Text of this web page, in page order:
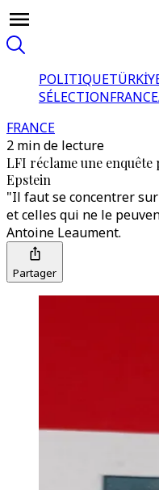
POLITIQUE
SÉLECTIONFRANCE
FRANCE
2 min de lecture
LFI réclame une
Epstein
"Il faut se concentrer
et celles qui ne le
Antoine Leaument.
Partager